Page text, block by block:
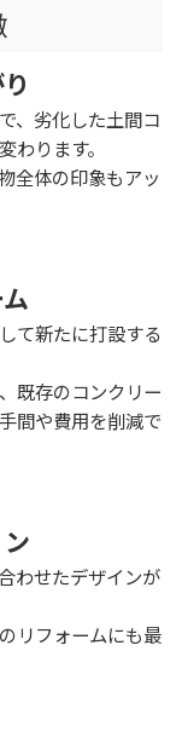
劣化した土間コ
わります。
全体の印象もアッ
て新たに打設する
既存のコンクリー
間や費用を削減で
わせたデザインが
リフォームにも最